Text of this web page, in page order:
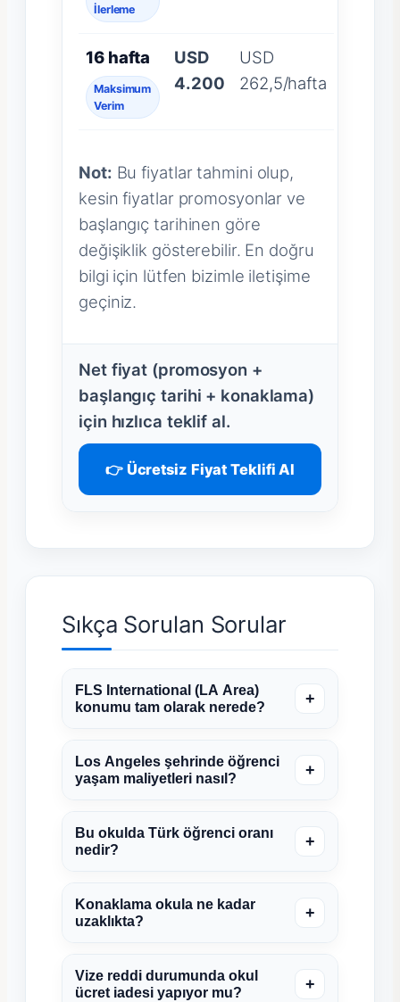
İlerleme
16 hafta
Maksimum
Verim
USD
4.200
USD
262,5/hafta
Not: Bu fiyatlar tahmini olup,
kesin fiyatlar promosyonlar ve
başlangıç tarihinen göre
değişiklik gösterebilir. En doğru
bilgi için lütfen bizimle iletişime
geçiniz.
Net fiyat (promosyon +
başlangıç tarihi + konaklama)
için hızlıca teklif al.
👉 Ücretsiz Fiyat Teklifi Al
Sıkça Sorulan Sorular
FLS International (LA Area)
konumu tam olarak nerede?
+
Los Angeles şehrinde öğrenci
yaşam maliyetleri nasıl?
+
Bu okulda Türk öğrenci oranı
nedir?
+
Konaklama okula ne kadar
uzaklıkta?
+
Vize reddi durumunda okul
ücret iadesi yapıyor mu?
+